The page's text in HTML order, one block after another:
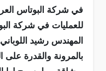
في شركة البوتاس
للعمليات في شركة
المهندس رشيد
بالمرونة والقدرة على